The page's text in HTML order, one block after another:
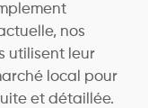
nos
utilisent leur
local pour
et détaillée.